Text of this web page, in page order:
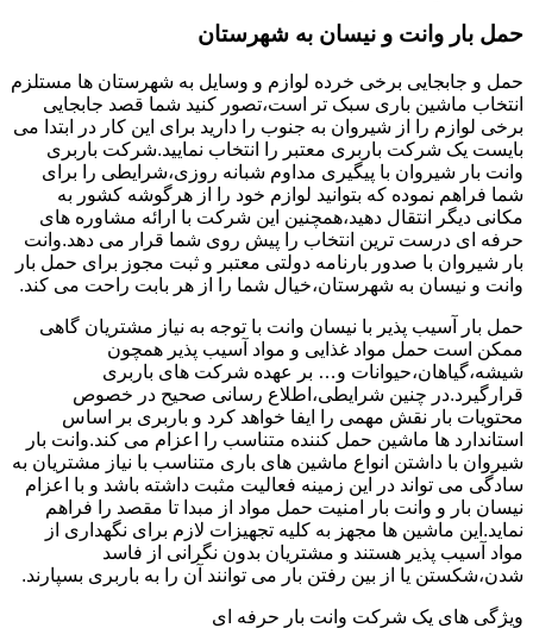
حمل بار وانت و نیسان به شهرستان
حمل و جابجایی برخی خرده لوازم و وسایل به شهرستان ها مستلزم
انتخاب ماشین باری سبک تر است،تصور کنید شما قصد جابجایی
برخی لوازم را از شیروان به جنوب را دارید برای این کار در ابتدا می
بایست یک شرکت باربری معتبر را انتخاب نمایید.شرکت باربری
وانت بار شیروان با پیگیری مداوم شبانه روزی،شرایطی را برای
شما فراهم نموده که بتوانید لوازم خود را از هرگوشه کشور به
مکانی دیگر انتقال دهید،همچنین این شرکت با ارائه مشاوره های
حرفه ای درست ترین انتخاب را پیش روی شما قرار می دهد.وانت
بار شیروان با صدور بارنامه دولتی معتبر و ثبت مجوز برای حمل بار
وانت و نیسان به شهرستان،خیال شما را از هر بابت راحت می کند.
حمل بار آسیب پذیر با نیسان وانت با توجه به نیاز مشتریان گاهی
ممکن است حمل مواد غذایی و مواد آسیب پذیر همچون
شیشه،گیاهان،حیوانات و… بر عهده شرکت های باربری
قرارگیرد.در چنین شرایطی،اطلاع رسانی صحیح در خصوص
محتویات بار نقش مهمی را ایفا خواهد کرد و باربری بر اساس
استاندارد ها ماشین حمل کننده متناسب را اعزام می کند.وانت بار
شیروان با داشتن انواع ماشین های باری متناسب با نیاز مشتریان به
سادگی می تواند در این زمینه فعالیت مثبت داشته باشد و با اعزام
نیسان بار و وانت بار امنیت حمل مواد از مبدا تا مقصد را فراهم
نماید.این ماشین ها مجهز به کلیه تجهیزات لازم برای نگهداری از
مواد آسیب پذیر هستند و مشتریان بدون نگرانی از فاسد
شدن،شکستن یا از بین رفتن بار می توانند آن را به باربری بسپارند.
ویژگی های یک شرکت وانت بار حرفه ای